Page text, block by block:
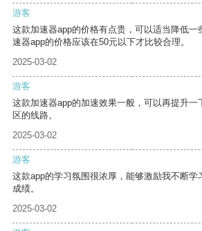
游客
这款加速器app的价格有点贵，可以适当降低一
速器app的价格应该在50元以下才比较合理。
2025-03-02
游客
这款加速器app的加速效果一般，可以再提升一
区的线路。
2025-03-02
游客
这款app的学习氛围很浓厚，能够激励我不断学
成绩。
2025-03-02